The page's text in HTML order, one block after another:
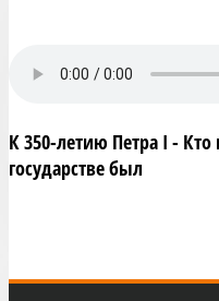
К 350-летию Петра I -
государстве был